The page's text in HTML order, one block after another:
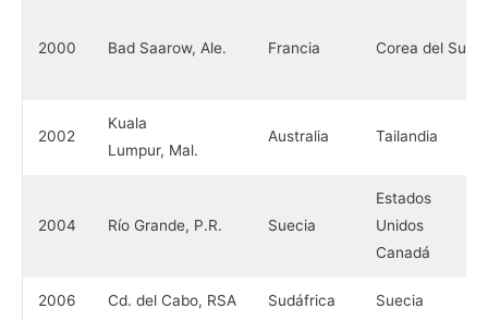
2000 Bad Saarow, Ale. Francia Corea del Sur
2002
Kuala
Lumpur, Mal.
Australia Tailandia
2004 Río Grande, P.R. Suecia
Estados
Unidos
Canadá
2006 Cd. del Cabo, RSA Sudáfrica Suecia